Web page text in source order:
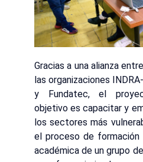
Gracias a una alianza
las organizaciones
y Fundatec, el
objetivo es capacitar y
los sectores más
el proceso de
académica de un grupo